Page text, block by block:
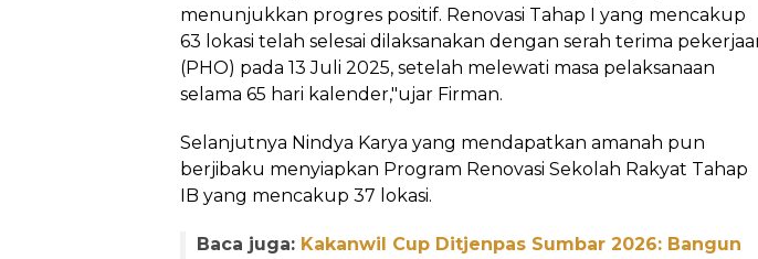
menunjukkan progres positif. Renovasi Tahap I yang mencakup
63 lokasi telah selesai dilaksanakan dengan serah terima
(PHO) pada 13 Juli 2025, setelah melewati masa pelaksanaan
selama 65 hari kalender,"ujar Firman.
Selanjutnya Nindya Karya yang mendapatkan amanah pun
berjibaku menyiapkan Program Renovasi Sekolah Rakyat Tahap
IB yang mencakup 37 lokasi.
Baca juga: Kakanwil Cup Ditjenpas Sumbar 2026: Bangun